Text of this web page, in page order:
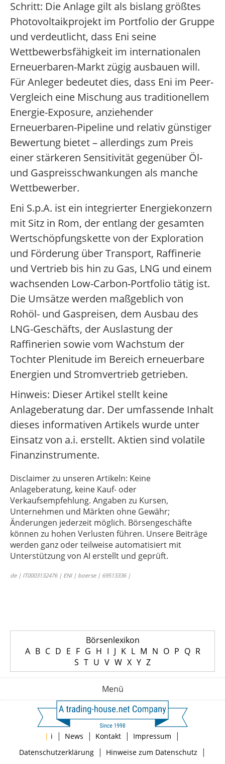
Schritt: Die Anlage gilt als bislang größtes
Photovoltaikprojekt im Portfolio der Gruppe
und verdeutlicht, dass Eni seine
Wettbewerbsfähigkeit im internationalen
Erneuerbaren-Markt zügig ausbauen will.
Für Anleger bedeutet dies, dass Eni im Peer-
Vergleich eine Mischung aus traditionellem
Energie-Exposure, anziehender
Erneuerbaren-Pipeline und relativ günstiger
Bewertung bietet – allerdings zum Preis
einer stärkeren Sensitivität gegenüber Öl-
und Gaspreisschwankungen als manche
Wettbewerber.
Eni S.p.A. ist ein integrierter Energiekonzern
mit Sitz in Rom, der entlang der gesamten
Wertschöpfungskette von der Exploration
und Förderung über Transport, Raffinerie
und Vertrieb bis hin zu Gas, LNG und einem
wachsenden Low-Carbon-Portfolio tätig ist.
Die Umsätze werden maßgeblich von
Rohöl- und Gaspreisen, dem Ausbau des
LNG-Geschäfts, der Auslastung der
Raffinerien sowie vom Wachstum der
Tochter Plenitude im Bereich erneuerbare
Energien und Stromvertrieb getrieben.
Hinweis: Dieser Artikel stellt keine
Anlageberatung dar. Der umfassende Inhalt
dieses informativen Artikels wurde unter
Einsatz von a.i. erstellt. Aktien sind volatile
Finanzinstrumente.
Disclaimer zu unseren Artikeln: Keine
Anlageberatung, keine Kauf- oder
Verkaufsempfehlung. Angaben zu Kursen,
Unternehmen und Märkten ohne Gewähr;
Änderungen jederzeit möglich. Börsengeschäfte
können zu hohen Verlusten führen. Unsere Beiträge
werden ganz oder teilweise automatisiert mit
Unterstützung von AI erstellt und geprüft.
de | IT0003132476 | ENI | boerse | 69513336 |
Börsenlexikon
A B C D E F G H I J K L M N O P Q R
S T U V W X Y Z
Menü
| i | News | Kontakt | Impressum |
Datenschutzerklärung| Hinweise zum Datenschutz |